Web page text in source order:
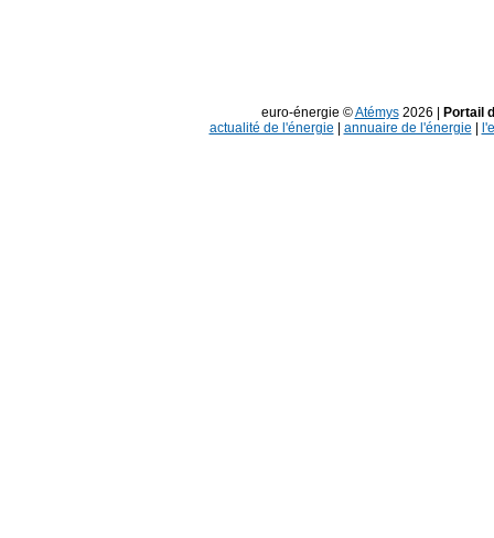
euro-énergie ©Atémys2026 |
Portail
actualité de l'énergie
annuaire de l'énergie